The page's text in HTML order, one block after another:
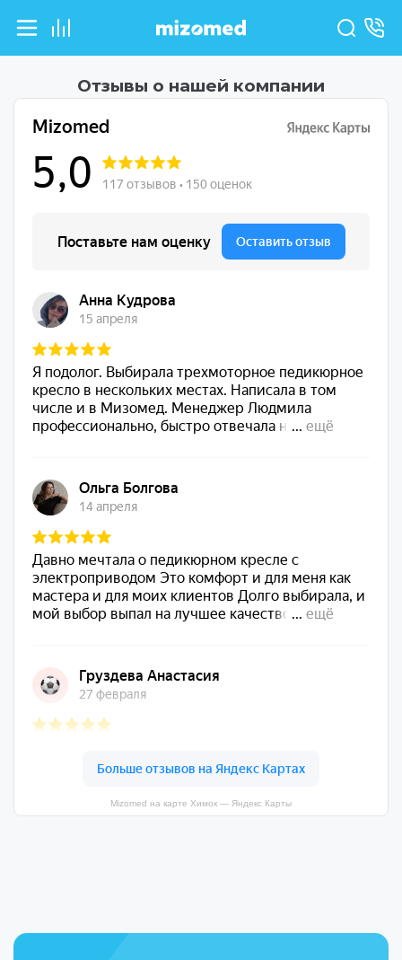
Отзывы о нашей компании
Mizomed на карте Химок — Яндекс Карты